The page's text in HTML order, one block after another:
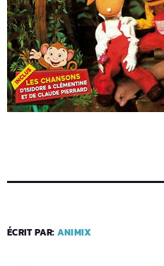
ÉCRIT PAR: ANIMIX